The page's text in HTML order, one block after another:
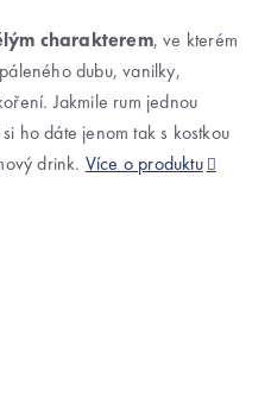
charakterem, ve kterém
dubu, vanilky,
Jakmile rum jednou
ho dáte jenom tak s kostkou
drink. Více o produktu